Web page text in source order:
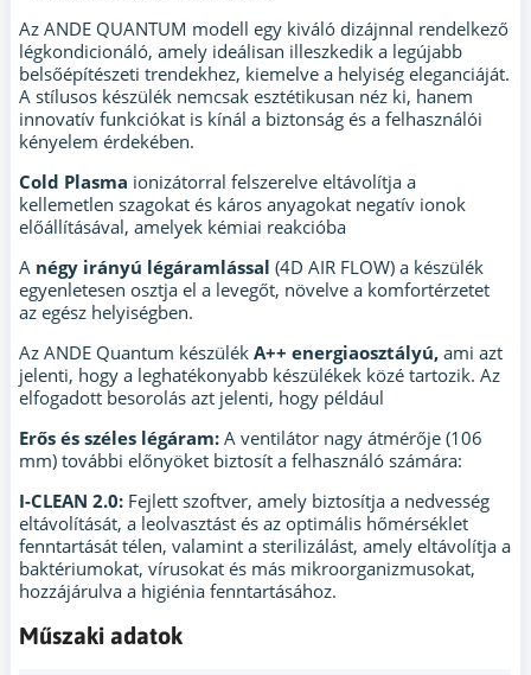
Az ANDE QUANTUM modell egy kiváló dizájnnal rendelkező
légkondicionáló, amely ideálisan illeszkedik a legújabb
belsőépítészeti trendekhez, kiemelve a helyiség eleganciáját.
A stílusos készülék nemcsak esztétikusan néz ki, hanem
innovatív funkciókat is kínál a biztonság és a felhasználói
kényelem érdekében.
Cold Plasma ionizátorral felszerelve eltávolítja a
kellemetlen szagokat és káros anyagokat negatív ionok
előállításával, amelyek kémiai reakcióba
A négy irányú légáramlással (4D AIR FLOW) a készülék
egyenletesen osztja el a levegőt, növelve a komfortérzetet
az egész helyiségben.
Az ANDE Quantum készülék A++ energiaosztályú, ami azt
jelenti, hogy a leghatékonyabb készülékek közé tartozik. Az
elfogadott besorolás azt jelenti, hogy például
Erős és széles légáram: A ventilátor nagy átmérője (106
mm) további előnyöket biztosít a felhasználó számára:
I-CLEAN 2.0: Fejlett szoftver, amely biztosítja a nedvesség
eltávolítását, a leolvasztást és az optimális hőmérséklet
fenntartását télen, valamint a sterilizálást, amely eltávolítja a
baktériumokat, vírusokat és más mikroorganizmusokat,
hozzájárulva a higiénia fenntartásához.
Műszaki adatok